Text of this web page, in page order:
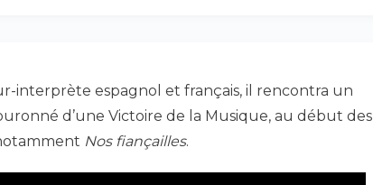
interprète espagnol et français, il rencontra un
d’une Victoire de la Musique, au début des
Nos fiançailles.